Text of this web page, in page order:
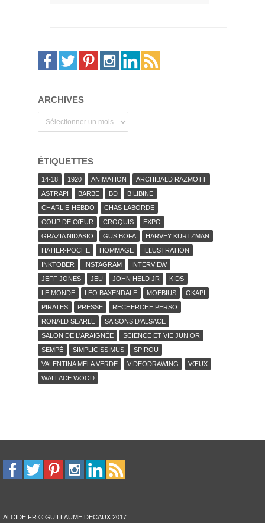
ARCHIVES
ÉTIQUETTES
14-18 1920 ANIMATION
ARCHIBALD RAZMOTT
ASTRAPI
BARBE BD
BILIBINE
CHARLIE-HEBDO
CHAS LABORDE
COUP DE CŒUR
CROQUIS
EXPO
GRAZIA NIDASIO
GUS BOFA
HARVEY KURTZMAN
HATIER-POCHE
HOMMAGE
ILLUSTRATION
INKTOBER
INSTAGRAM
INTERVIEW
JEFF JONES
JEU JOHN HELD JR
KIDS
LE MONDE
LEO BAXENDALE MOEBIUS
OKAPI
PIRATES
PRESSE
RECHERCHE PERSO
RONALD SEARLE
SAISONS D'ALSACE
SALON DE L'ARAIGNÉE
SCIENCE ET VIE JUNIOR
SEMPÉ
SIMPLICISSIMUS
SPIROU
VALENTINA MELA VERDE
VIDEODRAWING
VŒUX
WALLACE WOOD
ALCIDE.FR © GUILLAUME DECAUX 2017